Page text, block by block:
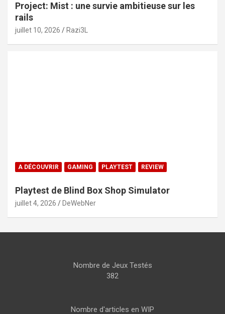
Project: Mist : une survie ambitieuse sur les
rails
juillet 10, 2026 Razi3L
A DÉCOUVRIR GAMING PLAYTEST REVIEW
Playtest de Blind Box Shop Simulator
juillet 4, 2026 DeWebNer
Nombre de Jeux Testés
382
Nombre d'articles en WIP